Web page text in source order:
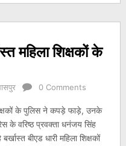
महिला शिक्षकों के
0 Comments
के पुलिस ने कपड़े फाड़े, उनके
के वरिष्ठ प्रवक्ता धनंजय सिंह
बीएड धारी महिला शिक्षकों